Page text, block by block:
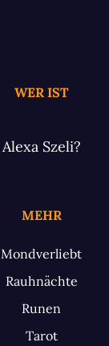
WER IST
Alexa Szeli?
MEHR
Mondverliebt
Rauhnächte
Runen
Tarot